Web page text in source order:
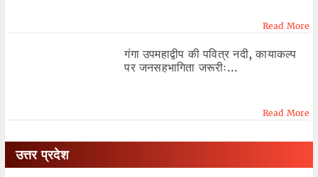
Read More
गंगा उपमहाद्वीप की पवित्र नदी, कायाकल्प
पर जनसहभागिता जरूरीः...
Read More
उत्तर प्रदेश